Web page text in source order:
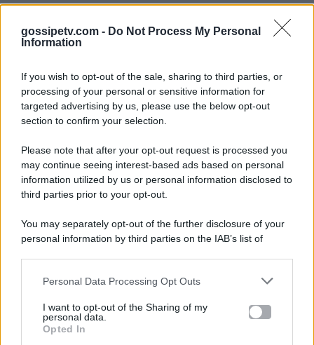
gossipetv.com - Do Not Process My Personal
Information
If you wish to opt-out of the sale, sharing to third parties, or
processing of your personal or sensitive information for
targeted advertising by us, please use the below opt-out
section to confirm your selection.
Please note that after your opt-out request is processed you
may continue seeing interest-based ads based on personal
information utilized by us or personal information disclosed to
third parties prior to your opt-out.
You may separately opt-out of the further disclosure of your
personal information by third parties on the IAB’s list of
This information may also be disclosed by us to third parties
disclose it to other third parties.
Please note that this website/app uses one or more Google
Personal Data Processing Opt Outs
I want to opt-out of the Sharing of my
personal data.
Opted In
Gossip e TV è un sito di MASTE S.r.l.
viale Luigi Majno n. 21 - 20129 Milano (MI)
P.Iva 10909580960
Categorie
Gossip
Televisione